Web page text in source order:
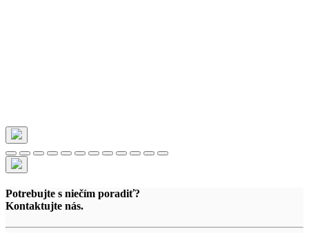
Potrebujte s niečím poradiť?
Kontaktujte nás.